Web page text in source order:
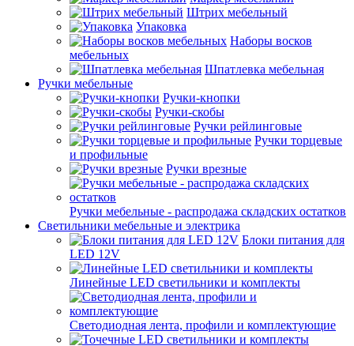
Штрих мебельный
Упаковка
Наборы восков
мебельных
Шпатлевка мебельная
Ручки мебельные
Ручки-кнопки
Ручки-скобы
Ручки рейлинговые
Ручки торцевые
и профильные
Ручки врезные
Ручки мебельные - распродажа складских остатков
Светильники мебельные и электрика
Блоки питания для
LED 12V
Линейные LED светильники и комплекты
Светодиодная лента, профили и комплектующие